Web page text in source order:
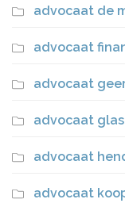
advocaat de
advocaat
advocaat
advocaat glas
advocaat
advocaat